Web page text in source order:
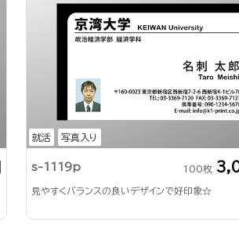
就活 写真入り
s-1119p 100枚
見やすくバランスの良いデザインで好印象☆